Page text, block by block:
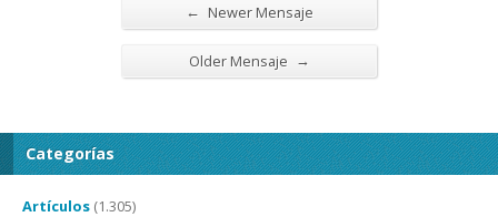
← Newer Mensaje
Older Mensaje →
Categorías
Artículos (1.305)